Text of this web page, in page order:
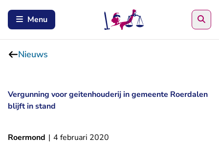
Menu
Nieuws
Vergunning voor geitenhouderij in gemeente Roerdalen
blijft in stand
Roermond | 4 februari 2020